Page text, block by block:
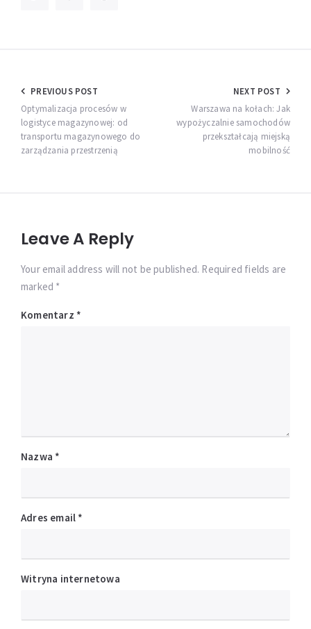
Nawigacja
wpisu
PREVIOUS POST
Optymalizacja procesów w
logistyce magazynowej: od
transportu magazynowego do
zarządzania przestrzenią
NEXT POST
Warszawa na kołach: Jak
wypożyczalnie samochodów
przekształcają miejską
mobilność
Leave A Reply
Your email address will not be published. Required fields are
marked *
Komentarz *
Nazwa *
Adres email *
Witryna internetowa